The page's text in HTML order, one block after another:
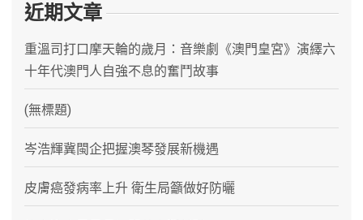
近期文章
重溫司打口摩天輪的歲月：音樂劇《澳門皇宮》演繹六
十年代澳門人自強不息的奮鬥故事
(無標題)
岑浩輝冀閩企把握澳琴發展新機遇
皮膚癌發病率上升 衛生局籲做好防曬